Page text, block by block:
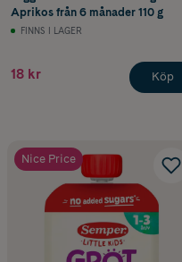
Aprikos från 6 månader 110 g
FINNS I LAGER
18 kr Köp
Nice Price